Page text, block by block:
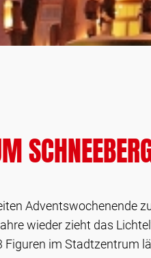
Adventswochenende
wieder zieht das
Figuren im Stadtzentrum